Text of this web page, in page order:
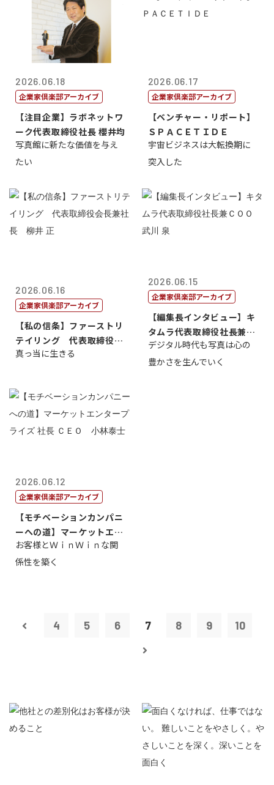
2026.06.18
企業家倶楽部アーカイブ
【注目企業】ラボネットワ
ーク代表取締役社長 櫻井均
写真館に新たな価値を与え
たい
2026.06.17
企業家倶楽部アーカイブ
【ベンチャー・リポート】
ＳＰＡＣＥＴＩＤＥ
宇宙ビジネスは大転換期に
突入した
2026.06.16
企業家倶楽部アーカイブ
【私の信条】ファーストリ
テイリング 代表取締役会
長兼社長 柳...
真っ当に生きる
2026.06.15
企業家倶楽部アーカイブ
【編集長インタビュー】キ
タムラ代表取締役社長兼Ｃ
ＯＯ 武川 ...
デジタル時代も写真は心の
豊かさを生んでいく
2026.06.12
企業家倶楽部アーカイブ
【モチベーションカンパニ
ーへの道】マーケットエン
タープライズ...
お客様とＷｉｎＷｉｎな関
係性を築く
4 5 6 7 8 9 10